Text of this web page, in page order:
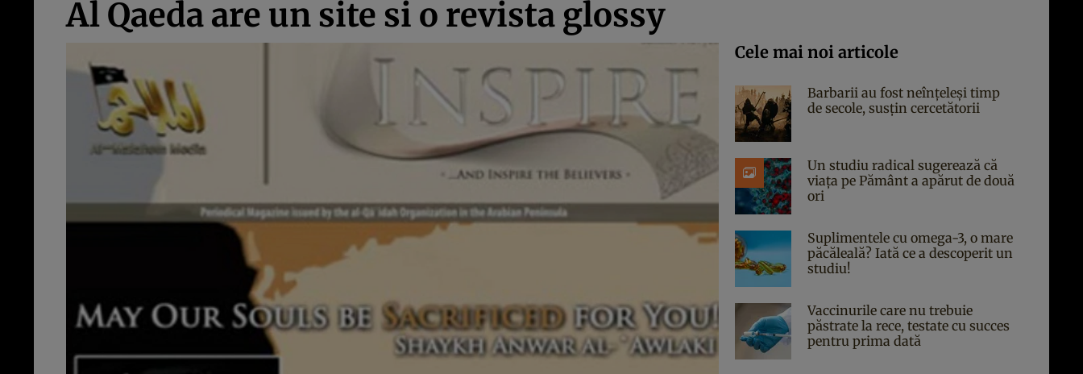
Al Qaeda are un site si o revista glossy
Cele mai noi articole
Barbarii au fost neînțeleși timp
de secole, susțin cercetătorii
Un studiu radical sugerează că
viața pe Pământ a apărut de două
ori
Suplimentele cu omega-3, o mare
păcăleală? Iată ce a descoperit un
studiu!
Vaccinurile care nu trebuie
păstrate la rece, testate cu succes
pentru prima dată